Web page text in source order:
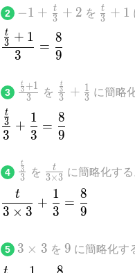
2
-1+\frac{t}
{3}+2
−1 + 3
t + 2 を
{3}+1
3
t + 1
3
3
t + 1
=
9
8
3
\frac{\frac{t}
{3}+1}{3}
3
3
t +1 を
{3}}
{3}+\frac{1}
{3}
3
3
t
+ 3
1 に簡略
3
3
t
+
3
1
=
9
8
4
\frac{\frac{t}
{3}}{3}
3
3
t
を \frac{t}
{3\times
3}
3×3
t
に簡略化する
3 × 3
t
+
3
1
=
9
8
5
3\times
3 × 3 を 9
9 に簡略化す